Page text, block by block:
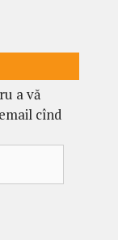
a vă
cînd